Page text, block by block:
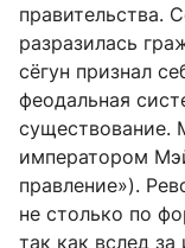
правительства.
разразилась
сёгун признал
феодальная
существование.
императором
правление»).
не столько по
так как вслед